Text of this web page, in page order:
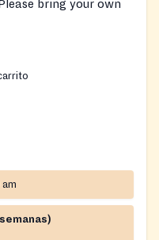
bring your own